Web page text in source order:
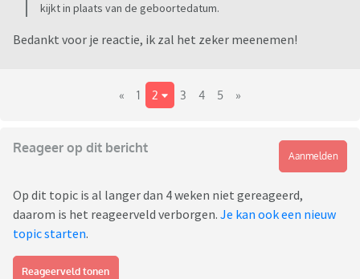
kijkt in plaats van de geboortedatum.
Bedankt voor je reactie, ik zal het zeker meenemen!
« 1 2 3 4 5 »
Reageer op dit bericht
Aanmelden
Op dit topic is al langer dan 4 weken niet gereageerd,
daarom is het reageerveld verborgen. Je kan ook een nieuw
topic starten.
Reageerveld tonen